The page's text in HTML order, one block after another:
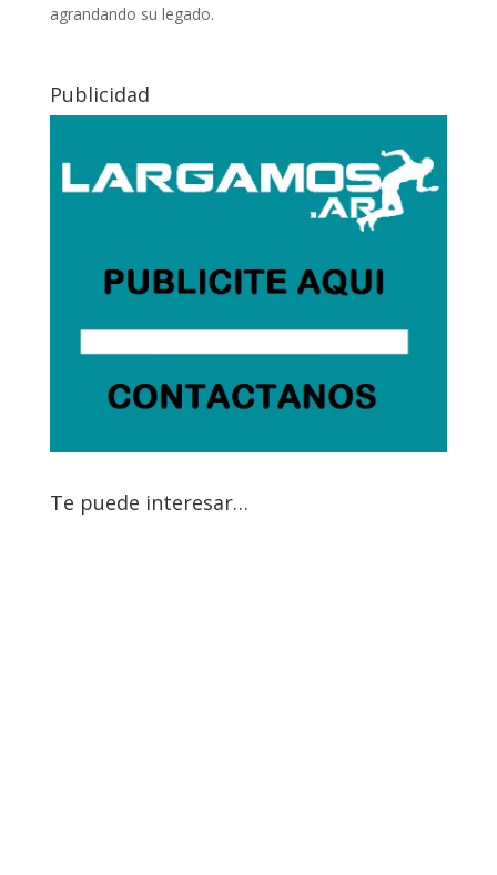
agrandando su legado.
Publicidad
Te puede interesar…